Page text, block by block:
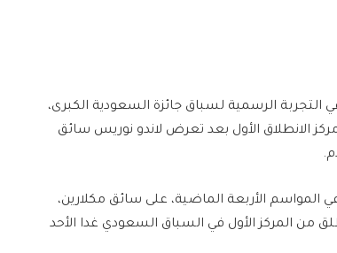
مفاجئة في التجربة الرسمية لسباق جائزة السعودية الكبرى،
لسباقات سيارات فورمولا-، 1 باحتلاله مركز الانطلاق الأول بعد تعرض لاندو نوريس سائق
المواسم الأربعة الماضية، على سائق مكلارين،